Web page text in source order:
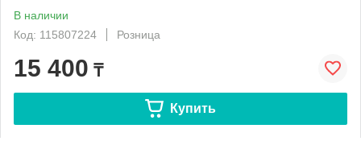
В наличии
Код: 115807224
Розница
15 400 ₸
Купить